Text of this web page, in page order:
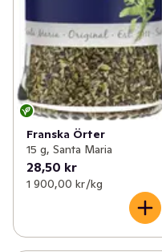
Franska Örter
15 g, Santa Maria
28,50 kr
1 900,00 kr /kg